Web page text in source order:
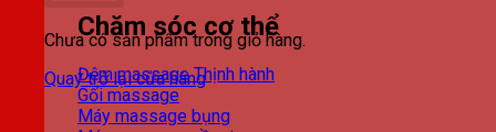
Chưa có sản phẩm trong giỏ hàng.
Quay trở lại cửa hàng
Chăm sóc cơ thể
Đệm massage
Gối massage
Máy massage bụng